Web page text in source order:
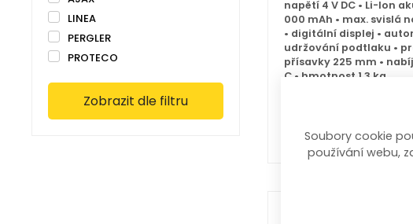
LINEA
PERGLER
PROTECO
Zobrazit dle filtru
napětí 4 V DC • Li-Ion
000 mAh • max. svislá
• digitální displej •
udržování podtlaku •
přísavky 225 mm •
C • hmotnost 1,3 kg
Soubory cookie
používání webu,